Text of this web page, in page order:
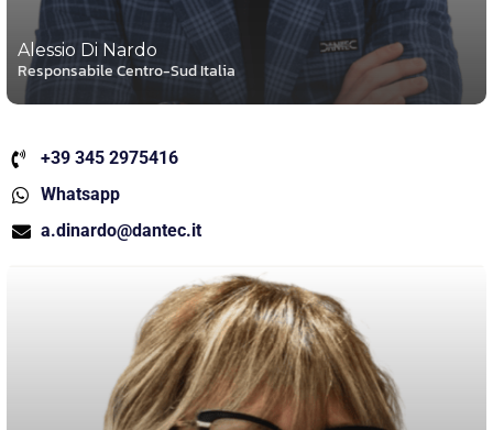
Alessio Di Nardo
Responsabile Centro-Sud Italia
+39 345 2975416
Whatsapp
a.dinardo@dantec.it